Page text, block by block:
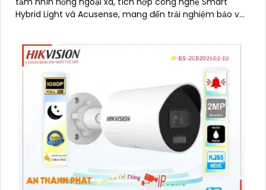
Hybrid Light và Acusense, mang đến trải nghiệm bảo vệ